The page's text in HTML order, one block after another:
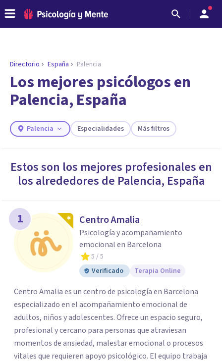
ENCONTRAR MI TERAPEUTA
¿Necesitas ayuda para encontrar el
psicólogo adecuado?
Responde a unas breves preguntas y te ofreceremos
necesidades.
Directorio España Palencia
Los mejores psicólogos en
Palencia, España
Palencia Especialidades Más filtros
Estos son los mejores profesionales en
los alrededores de Palencia, España
1 Centro Amalia
Psicología y acompañamiento
emocional en Barcelona
5 / 5
Verificado
Terapia Online
Centro Amalia es un centro de psicología en Barcelona
especializado en el acompañamiento emocional de
adultos, niños y adolescentes. Ofrece un espacio seguro,
profesional y cercano para personas que atraviesan
momentos de ansiedad, malestar emocional o procesos
vitales que requieren apoyo psicológico. El equipo trabaja